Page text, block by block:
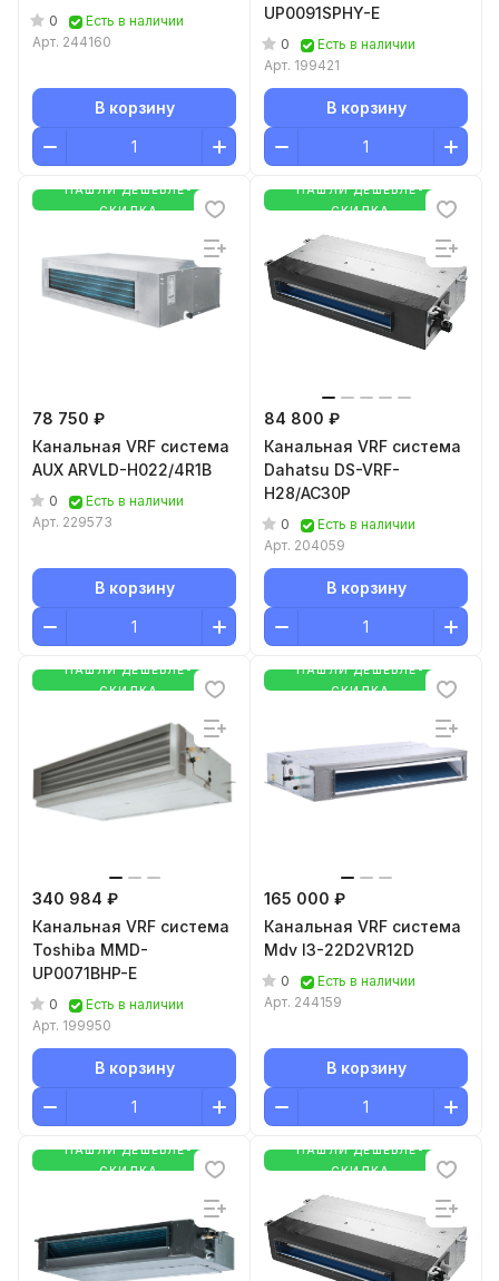
0
Есть в наличии
Арт. 244160
В корзину
UP0091SPHY-E
0
Есть в наличии
Арт. 199421
В корзину
НАШЛИ ДЕШЕВЛЕ-
СКИДКА
78 750 ₽
Канальная VRF система
AUX ARVLD-H022/4R1B
0
Есть в наличии
Арт. 229573
В корзину
НАШЛИ ДЕШЕВЛЕ-
СКИДКА
84 800 ₽
Канальная VRF система
Dahatsu DS-VRF-
H28/AC30P
0
Есть в наличии
Арт. 204059
В корзину
НАШЛИ ДЕШЕВЛЕ-
СКИДКА
340 984 ₽
Канальная VRF система
Toshiba MMD-
UP0071BHP-E
0
Есть в наличии
Арт. 199950
В корзину
НАШЛИ ДЕШЕВЛЕ-
СКИДКА
165 000 ₽
Канальная VRF система
Mdv I3-22D2VR12D
0
Есть в наличии
Арт. 244159
В корзину
НАШЛИ ДЕШЕВЛЕ-
СКИДКА
НАШЛИ ДЕШЕВЛЕ-
СКИДКА